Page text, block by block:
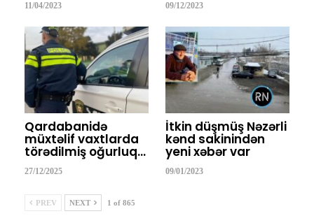
11/04/2023 09/12/2023
Qardabanidə
müxtəlif vaxtlarda
törədilmiş oğurluq…
27/12/2025
İtkin düşmüş Nəzərli
kənd sakinindən
yeni xəbər var
09/01/2023
PREV NEXT 1 of 865